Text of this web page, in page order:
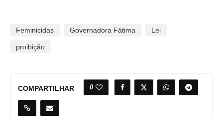
Feminicidas Governadora Fátima Lei
proibição
COMPARTILHAR 0